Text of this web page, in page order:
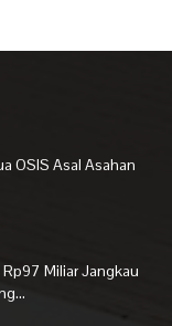
OSIS Asal Asahan
Miliar Jangkau